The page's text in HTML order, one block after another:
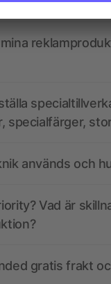
specialfärger,
används och
Vad är
gratis frakt